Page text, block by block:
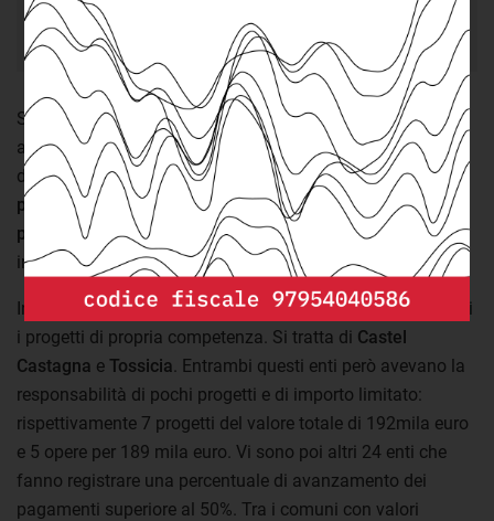
come soggetti attuatori.
Si tratta di un dato più alto rispetto allo stato di
avanzamento complessivo della regione. Naturalmente si
deve tenere presente chemolti progetti sono usciti dal
perimetro del Pnrr e questo potrebbe aver inciso
positivamente sulla percentuale di completamento
degli
interventi gestiti dai comuni.
In tutto l’Abruzzo solo due comuni hanno già concluso tutti
i progetti di propria competenza. Si tratta di Castel
Castagna e Tossicia . Entrambi questi enti però avevano la
responsabilità di pochi progetti e di importo limitato:
rispettivamente 7 progetti del valore totale di 192mila euro
e 5 opere per 189 mila euro. Vi sono poi altri 24 enti che
fanno registrare una percentuale di avanzamento dei
pagamenti superiore al 50%. Tra i comuni con valori